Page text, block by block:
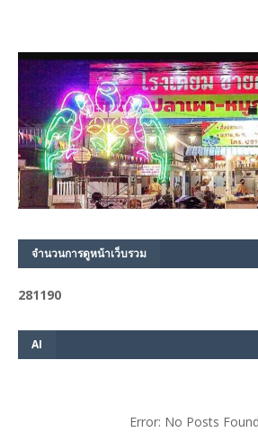
จำนวนการดูหน้าเว็บรวม
281190
AI
Error: No Posts Found